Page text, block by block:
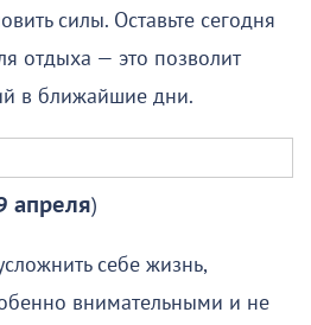
силы. Оставьте сегодня
отдыха — это позволит
в ближайшие дни.
апреля)
себе жизнь,
внимательными и не